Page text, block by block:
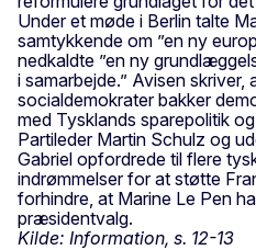
Under et møde i Berlin talte
samtykkende om ”en ny
nedkaldte ”en ny
i samarbejde.” Avisen skriver,
socialdemokrater bakker
med Tysklands sparepolitik
Partileder Martin Schulz og
Gabriel opfordrede til flere
indrømmelser for at støtte
forhindre, at Marine Le Pen
præsidentvalg.
Kilde: Information, s. 12-13